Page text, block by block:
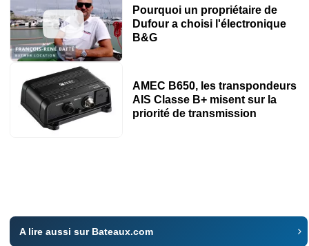
Pourquoi un propriétaire de
Dufour a choisi l'électronique
B&G
AMEC B650, les transpondeurs
AIS Classe B+ misent sur la
priorité de transmission
A lire aussi sur Bateaux.com